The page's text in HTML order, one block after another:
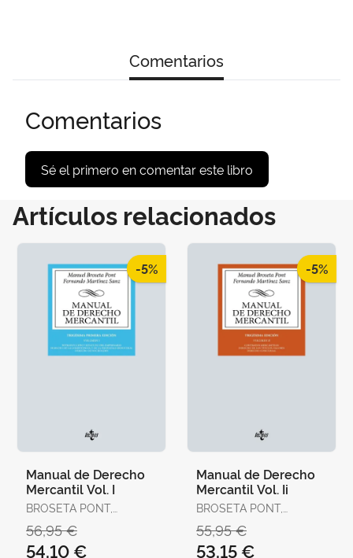
Comentarios
Comentarios
Sé el primero en comentar este libro
Artículos relacionados
-5%
Manual de Derecho
Mercantil Vol. I
BROSETA PONT,
SANZ, FERNANDO
56,95 €
54,10 €
-5%
Manual de Derecho
Mercantil Vol. Ii
BROSETA PONT,
SANZ, FERNANDO
55,95 €
53,15 €